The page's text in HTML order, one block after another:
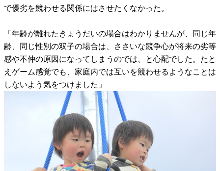
で優劣を競わせる関係にはさせたくなかった。
「年齢が離れたきょうだいの場合はわかりませんが、同じ年
齢、同じ性別の双子の場合は、ささいな競争心が将来の劣等
感や不仲の原因になってしまうのでは、と心配でした。たと
えゲーム感覚でも、家庭内では互いを競わせるようなことは
しないよう気をつけました」